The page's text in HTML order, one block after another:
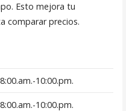
Esto mejora tu
comparar precios.
10:00.pm.
10:00.pm.